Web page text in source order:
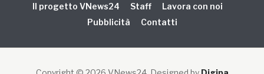
Il progetto VNews24 Staff
Lavora con noi
Pubblicità
Contatti